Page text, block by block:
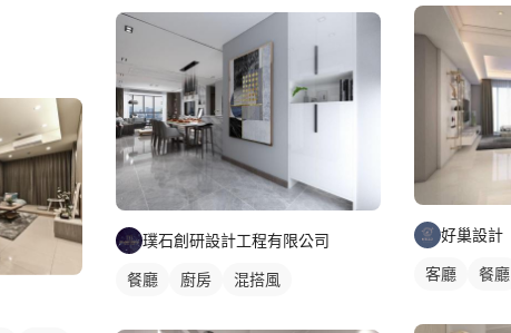
璞石創研設計工程有限公司
餐廳 廚房 混搭風
好巢設計
客廳 餐廳